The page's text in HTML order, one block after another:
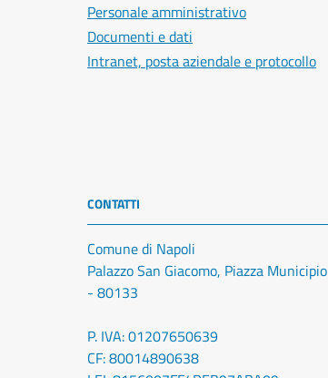
Personale amministrativo
Documenti e dati
Intranet, posta aziendale e protocollo
CONTATTI
Comune di Napoli
Palazzo San Giacomo, Piazza Municipio
- 80133
P. IVA: 01207650639
CF: 80014890638